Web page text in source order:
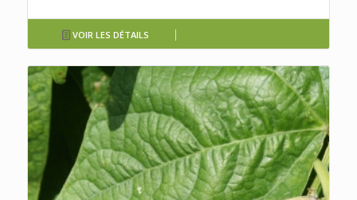
VOIR LES DÉTAILS